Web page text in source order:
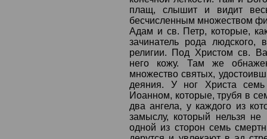
плащ, слышит и видит
бесчисленным множеством
Адам и св. Петр, которые,
зачинатель рода людского,
религии. Под Христом св.
него кожу. Там же
множество святых,
деяния. У ног Христа семь
Иоанном, которые, трубя в
два ангела, у каждого из
замыслу, который нельзя
одной из сторон семь